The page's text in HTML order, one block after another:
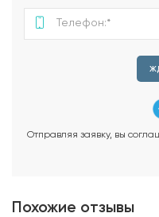
Отправляя заявку, вы
Похожие отзывы